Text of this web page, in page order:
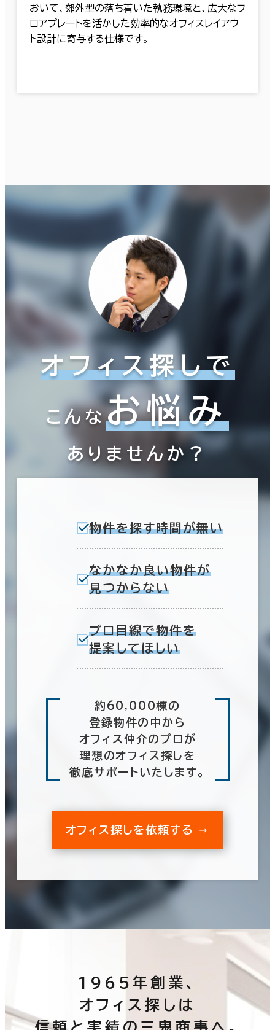
おいて、郊外型の落ち着いた執務環境と、広大なフ
ロアプレートを活かした効率的なオフィスレイアウ
ト設計に寄与する仕様です。
オフィス探しで
こんなお悩み
ありませんか？
物件を探す時間が無い
なかなか良い物件が
見つからない
プロ目線で物件を
提案してほしい
約60,000棟の
登録物件の中から
オフィス仲介のプロが
理想のオフィス探しを
徹底サポートいたします。
オフィス探しを依頼する
1965年創業、
オフィス探しは